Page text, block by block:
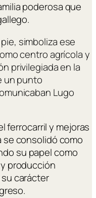
poderosa que
simboliza ese
centro agrícola y
privilegiada en la
un punto
Lugo
ferrocarril y mejoras
se consolidó como
su papel como
producción
carácter